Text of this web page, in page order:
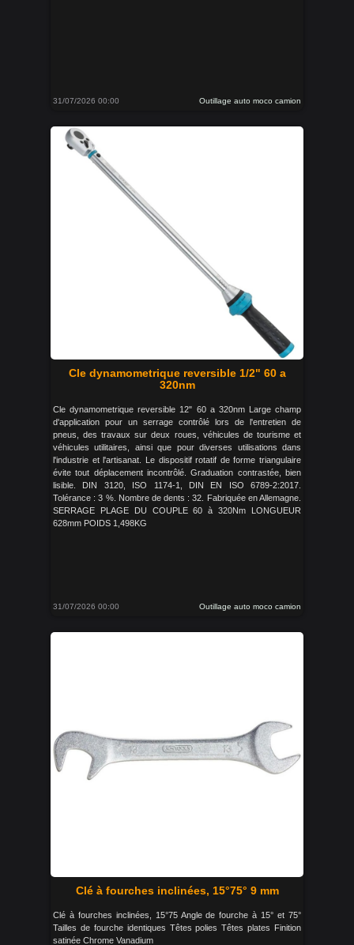
31/07/2026 00:00 Outillage auto moco camion
Cle dynamometrique reversible 1/2" 60 a
320nm
Cle dynamometrique reversible 12" 60 a 320nm Large champ
d'application pour un serrage contrôlé lors de l'entretien de
pneus, des travaux sur deux roues, véhicules de tourisme et
véhicules utilitaires, ainsi que pour diverses utilisations dans
l'industrie et l'artisanat. Le dispositif rotatif de forme triangulaire
évite tout déplacement incontrôlé. Graduation contrastée, bien
lisible. DIN 3120, ISO 1174-1, DIN EN ISO 6789-2:2017.
Tolérance : 3 %. Nombre de dents : 32. Fabriquée en Allemagne.
SERRAGE PLAGE DU COUPLE 60 à 320Nm LONGUEUR
628mm POIDS 1,498KG
31/07/2026 00:00 Outillage auto moco camion
Clé à fourches inclinées, 15°75° 9 mm
Clé à fourches inclinées, 15°75 Angle de fourche à 15° et 75°
Tailles de fourche identiques Têtes polies Têtes plates Finition
satinée Chrome Vanadium